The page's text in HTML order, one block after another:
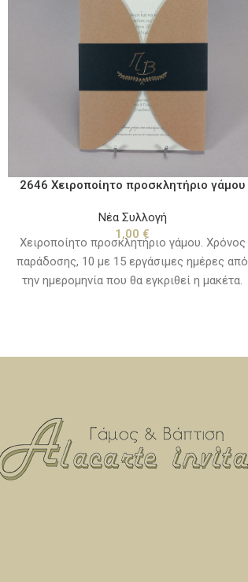
2646 Χειροποίητο προσκλητήριο γάμου
Νέα Συλλογή
1,00 €
Χειροποίητο προσκλητήριο γάμου. Χρόνος
παράδοσης, 10 με 15 εργάσιμες ημέρες από
την ημερομηνία που θα εγκριθεί η μακέτα.